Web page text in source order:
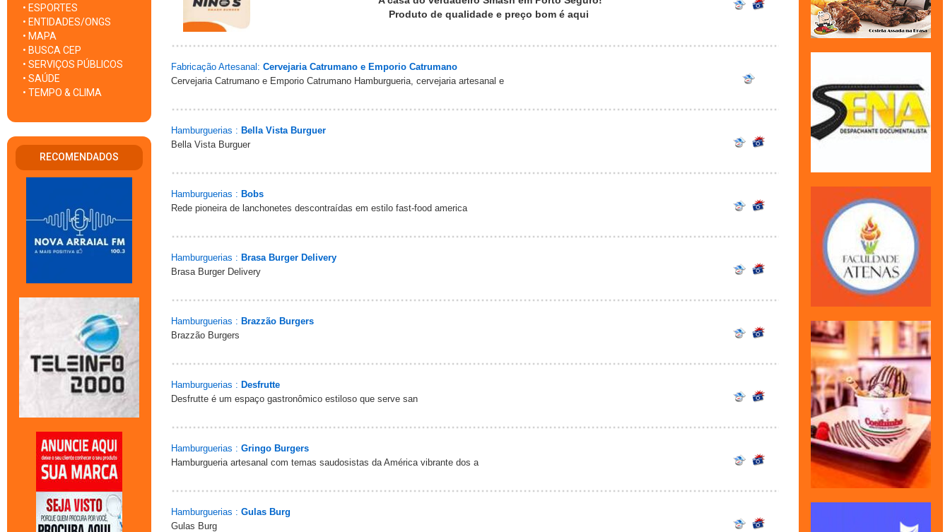
• ESPORTES
• ENTIDADES/ONGS
• MAPA
• BUSCA CEP
• SERVIÇOS PÚBLICOS
• SAÚDE
• TEMPO & CLIMA
RECOMENDADOS
Produto de qualidade e preço bom é aqui
Fabricação Artesanal: Cervejaria Catrumano e Emporio Catrumano
Cervejaria Catrumano e Emporio Catrumano Hamburgueria, cervejaria artesanal e
Hamburguerias : Bella Vista Burguer
Bella Vista Burguer
Hamburguerias : Bobs
Rede pioneira de lanchonetes descontraídas em estilo fast-food america
Hamburguerias : Brasa Burger Delivery
Brasa Burger Delivery
Hamburguerias : Brazzão Burgers
Brazzão Burgers
Hamburguerias : Desfrutte
Desfrutte é um espaço gastronômico estiloso que serve san
Hamburguerias : Gringo Burgers
Hamburgueria artesanal com temas saudosistas da América vibrante dos a
Hamburguerias : Gulas Burg
Gulas Burg